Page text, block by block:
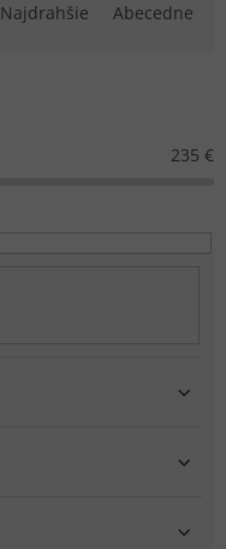
Najdrahšie Abecedne
235 €